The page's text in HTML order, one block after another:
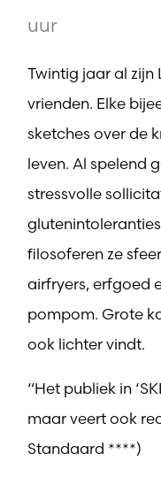
uur
Twintig jaar al zijn
vrienden. Elke
sketches over de
leven. Al spelend
stressvolle
filosoferen ze
airfryers, erfgoed
pompom. Grote
ook lichter vindt.
“Het publiek in
maar veert ook
Standaard ****)